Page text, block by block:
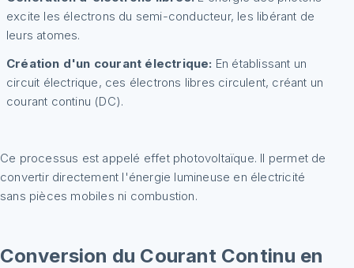
excite les électrons du semi-conducteur, les libérant de
leurs atomes.
Création d'un courant électrique: En établissant un
circuit électrique, ces électrons libres circulent, créant un
courant continu (DC).
Ce processus est appelé effet photovoltaïque. Il permet de
convertir directement l'énergie lumineuse en électricité
sans pièces mobiles ni combustion.
Conversion du Courant Continu en